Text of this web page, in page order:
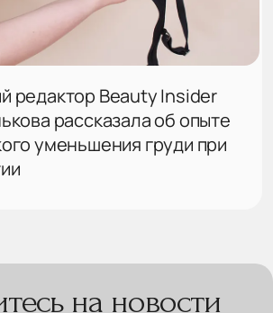
редактор Beauty Insider
рассказала об опыте
уменьшения груди при
на новости